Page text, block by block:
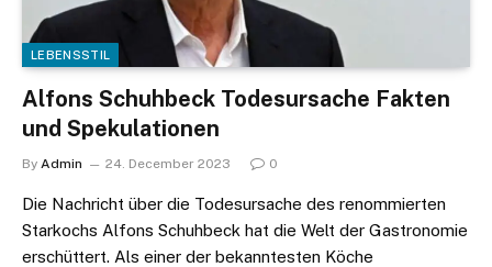
LEBENSSTIL
Alfons Schuhbeck Todesursache Fakten
und Spekulationen
By Admin 24. December 2023 0
Die Nachricht über die Todesursache des renommierten
Starkochs Alfons Schuhbeck hat die Welt der Gastronomie
erschüttert. Als einer der bekanntesten Köche